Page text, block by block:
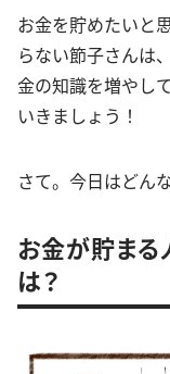
お金を貯めたいと
らない節子さんは
金の知識を増やし
いきましょう！
さて。今日はどん
お金が貯ま
は？